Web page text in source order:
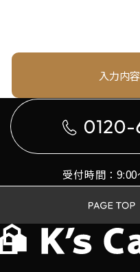
プライバシー情報のう
情報保護法にいう「個人
生存する個人に関する情
含まれる氏名，生年月日
先その他の記述等により
プライバシー情報のうち
をいい，ご利用いただい
だいた商品，ご覧になっ
ユーザーが検索された検
入力内
受付時間：